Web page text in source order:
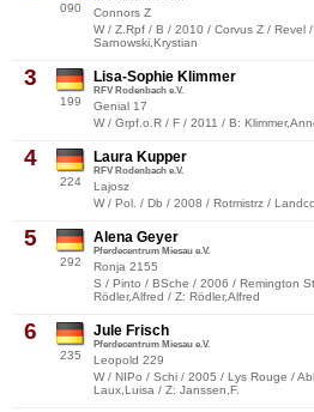
090
Connors Z
W / Z.Rpf / B / 2010 / Corvus Z / Revel
Sarnowski,Krystian
3
199
Lisa-Sophie Klimmer
RFV Rodenbach e.V.
Genial 17
W / Grpf.o.R / F / 2011 / B:
4
224
Laura Kupper
RFV Rodenbach e.V.
Lajosz
W / Pol. / Db / 2008 / Rotmistrz /
5
292
Alena Geyer
Pferdecentrum Miesau e.V.
Ronja 2155
S / Pinto / BSche / 2006 / Remington
Rödler,Alfred / Z: Rödler,Alfred
6
235
Jule Frisch
Pferdecentrum Miesau e.V.
Leopold 229
W / NIPo / Schi / 2005 / Lys Rouge /
Laux,Luisa / Z: Janssen,F.